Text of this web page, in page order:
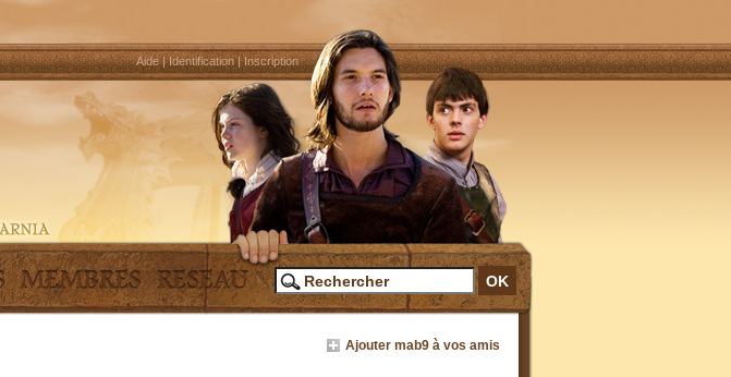
Aide|Identification|Inscription
Ajouter mab9 à vos amis